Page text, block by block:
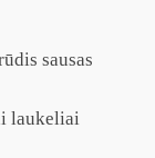
sausas
laukeliai